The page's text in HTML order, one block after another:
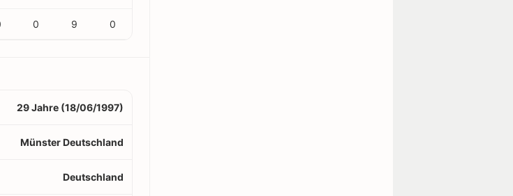
0 9 0
29 Jahre (18/06/1997)
Münster Deutschland
Deutschland